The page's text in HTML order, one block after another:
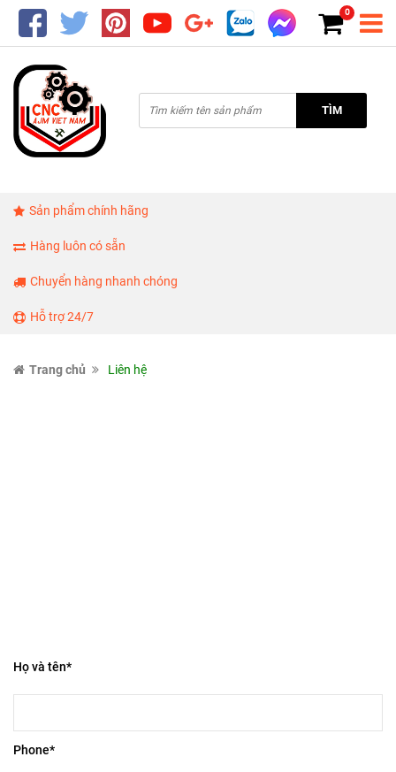
0
TÌM
Sản phẩm chính hãng
Hàng luôn có sẵn
Chuyển hàng nhanh chóng
Hỗ trợ 24/7
Trang chủ Liên hệ
Họ và tên*
Phone*